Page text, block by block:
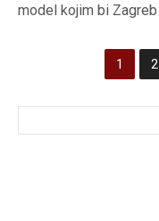
model kojim bi
1 2